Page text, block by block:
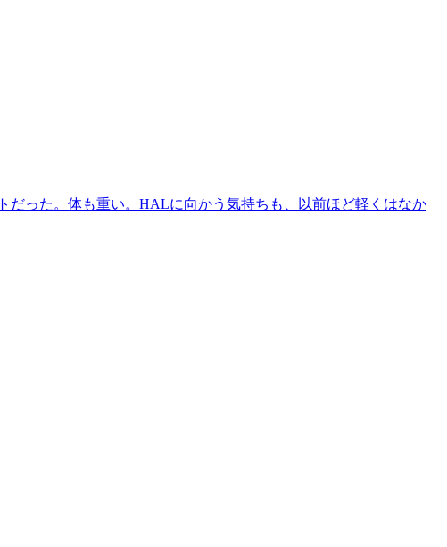
った。体も重い。HALに向かう気持ちも、以前ほど軽くはなか